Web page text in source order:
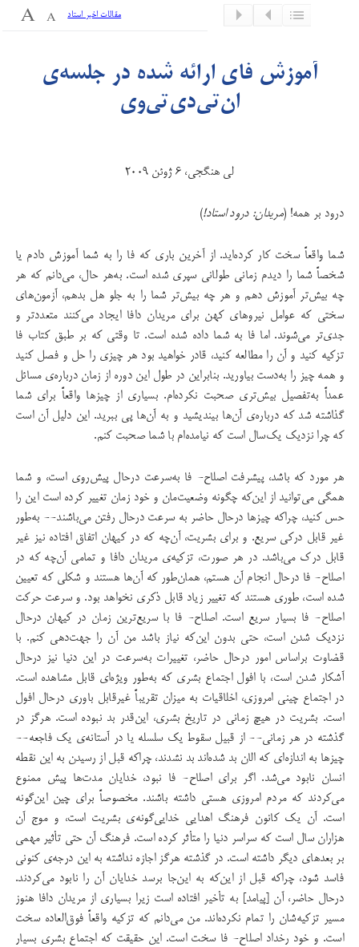
مقالات اخیر استاد
آموزش فای ارائه شده در جلسه‌ی
ان‌تی‌دی‌تی‌وی
لی هنگجی، ۶ ژوئن ۲۰۰۹
درود بر همه! (مریدان: درود استاد!)
شما واقعاً‌ سخت کار کرده‌اید. از آخرین باری که فا را به شما آموزش دادم یا
شخصاً‌ شما را دیدم زمانی طولانی سپری شده است. به‌هر حال،‌ می‌دانم که هر
چه بیش‌تر آموزش دهم و هر چه بیش‌تر شما را به جلو هل بدهم، آزمون‌های
سختی که عوامل نیروهای کهن برای مریدان دافا ایجاد می‌کنند متعددتر و
جدی‌تر می‌شوند. اما فا به شما داده شده است. تا وقتی که بر طبق کتاب فا
تزکیه کنید و آن را مطالعه کنید، قادر خواهید بود هر چیزی را حل و فصل کنید
و همه چیز را به‌دست بیاورید. بنابراین در طول این دوره از زمان درباره‌ی مسائل
عمداً‌ به‌تفصیل بیش‌تری صحبت نکرده‌ام. بسیاری از چیزها واقعاً برای شما
گذاشته شد که درباره‌ی آن‌ها بیندیشید و به آن‌ها پی ببرید. این دلیل آن است
که چرا نزدیک یک‌سال است که نیامده‌ام با شما صحبت کنم.
هر مورد که باشد، پیشرفت اصلاح- فا به‌سرعت درحال پیش‌روی است، و شما
همگی می‌توانید از این‌که چگونه وضعیت‌مان و خود زمان تغییر کرده است این را
حس کنید، چراکه چیزها درحال حاضر به سرعت درحال رفتن می‌باشند-- به‌طور
غیر قابل درکی سریع. و برای بشریت، آن‌چه که در کیهان اتفاق افتاده نیز غیر
قابل درک می‌باشد. در هر صورت، تزکیه‌ی مریدان دافا و تمامی آن‌چه که در
اصلاح- فا درحال انجام آن هستم، همان‌طور که آن‌ها هستند و شکلی که تعیین
شده است، طوری هستند که تغییر زیاد قابل ذکری نخواهد بود. و سرعت حرکت
اصلاح- فا بسیار سریع است. اصلاح- فا با سریع‌ترین زمان در کیهان درحال
نزدیک شدن است، حتی بدون این‌که نیاز باشد من آن را جهت‌دهی کنم. با
قضاوت براساس امور درحال حاضر، تغییرات به‌سرعت در این دنیا نیز درحال
آشکار شدن است، با افول اجتماع بشری که به‌طور ویژه‌ای قابل مشاهده است.
در اجتماع چینی امروزی، اخلاقیات به میزان تقریباً غیرقابل باوری درحال افول
است. بشریت در هیچ زمانی در تاریخ بشری، این‌قدر بد نبوده است. هرگز در
گذشته در هر زمانی-- از قبیل سقوط یک سلسله یا در آستانه‌ی یک فاجعه--
چیزها به اندازه‌ای که الان بد شده‌اند بد نشدند، چراکه قبل از رسیدن به این نقطه
انسان نابود می‌شد. اگر برای اصلاح- فا نبود، خدایان مدت‌ها پیش ممنوع
می‌کردند که مردم امروزی هستی داشته باشند. مخصوصاً برای چین این‌گونه
است. آن یک کانون فرهنگ اهدایی خدایی‌گونه‌ی بشریت است، و موج آن
هزاران سال است که سراسر دنیا را متأثر کرده است. فرهنگ آن حتی تأثیر مهمی
بر بعدهای دیگر داشته است. در گذشته هرگز اجازه نداشته به این درجه‌ی کنونی
فاسد شود، چراکه قبل از این‌که به این‌جا برسد خدایان آن را نابود می‌کردند.
درحال حاضر، آن [پیامد] به تأخیر افتاده است زیرا بسیاری از مریدان دافا هنوز
مسیر تزکیه‌شان را تمام نکرده‌اند. من می‌دانم که تزکیه واقعاً فوق‌العاده سخت
است. و خود رخداد اصلاح- فا سخت است. این حقیقت که اجتماع بشری بسیار